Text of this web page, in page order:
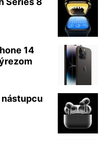
14
nástupcu